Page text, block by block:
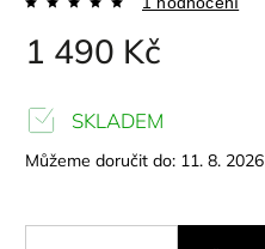
1 490 Kč
SKLADEM
Můžeme doručit do: 11. 8. 2026